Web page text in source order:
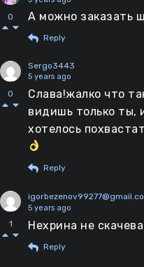
0 А можно заказать
Reply
0
Sergo3443
5 years ago
Слава!жалко что
видишь только ты,
хотелось
Reply
1
5 years ago
Нехрина не
Reply